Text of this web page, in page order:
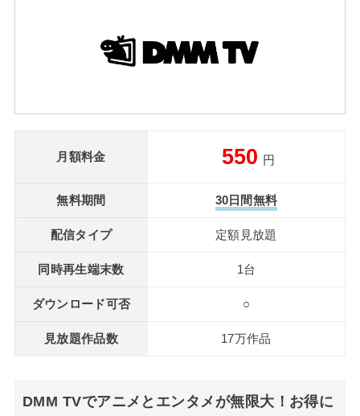
月額料金 550 円
無料期間 30日間無料
配信タイプ 定額見放題
同時再生端末数 1台
ダウンロード可否 ○
見放題作品数 17万作品
DMM TVでアニメとエンタメが無限大！お得に